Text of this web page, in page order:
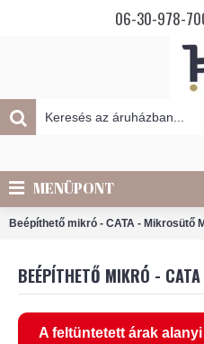
06-30-978-
MENÜPONT
Beépíthető mikró - CATA - Mikrosütő
A feltüntetett árak